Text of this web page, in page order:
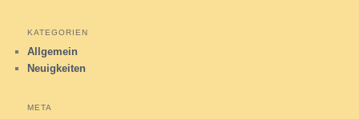
KATEGORIEN
Allgemein
Neuigkeiten
META